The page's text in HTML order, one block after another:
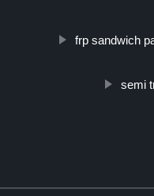
frp sandwich
semi